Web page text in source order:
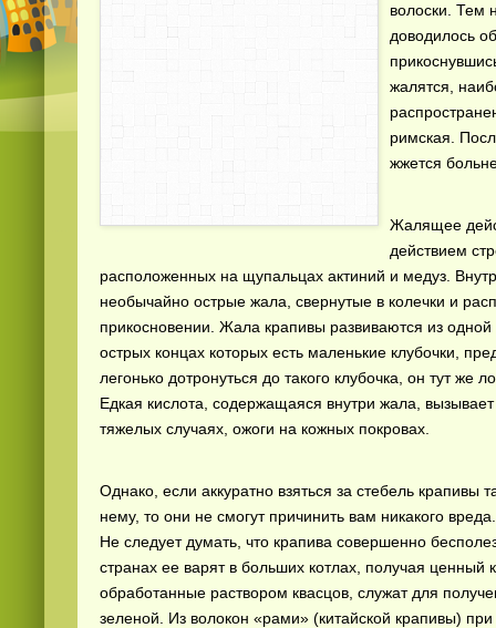
волоски. Тем
доводилось
жалятся,
римская.
жжется
Жалящее
действием
расположенных на щупальцах актиний и медуз.
необычайно острые жала, свернутые в колечки и
прикосновении. Жала крапивы развиваются из
острых концах которых есть маленькие клубочки,
легонько дотронуться до такого клубочка, он тут же
Едкая кислота, содержащаяся внутри жала,
тяжелых случаях, ожоги на кожных покровах.
Однако, если аккуратно взяться за стебель крапивы
нему, то они не смогут причинить вам никакого вреда.
Не следует думать, что крапива совершенно
странах ее варят в больших котлах, получая
обработанные раствором квасцов, служат для
зеленой. Из волокон «рами» (китайской крапивы)